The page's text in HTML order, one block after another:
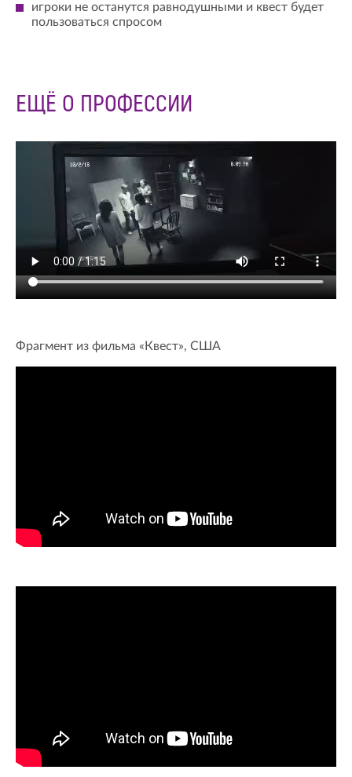
игроки не останутся равнодушными и квест будет
пользоваться спросом
ЕЩЁ О ПРОФЕССИИ
Фрагмент из фильма «Квест», США